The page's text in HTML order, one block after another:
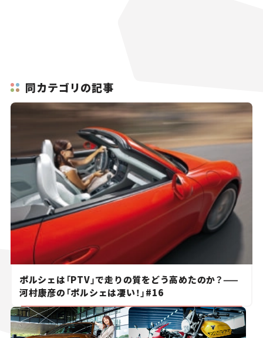
同カテゴリの記事
ポルシェは「PTV」で走りの質をどう高めたのか？——
河村康彦の「ポルシェは凄い！」#16